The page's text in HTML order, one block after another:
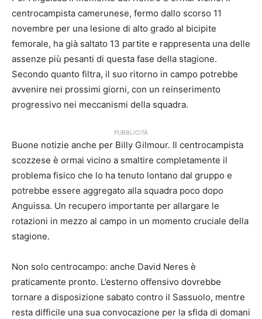
centrocampista camerunese, fermo dallo scorso 11
novembre per una lesione di alto grado al bicipite
femorale, ha già saltato 13 partite e rappresenta una delle
assenze più pesanti di questa fase della stagione.
Secondo quanto filtra, il suo ritorno in campo potrebbe
avvenire nei prossimi giorni, con un reinserimento
progressivo nei meccanismi della squadra.
PUBBLICITÀ
Buone notizie anche per Billy Gilmour. Il centrocampista
scozzese è ormai vicino a smaltire completamente il
problema fisico che lo ha tenuto lontano dal gruppo e
potrebbe essere aggregato alla squadra poco dopo
Anguissa. Un recupero importante per allargare le
rotazioni in mezzo al campo in un momento cruciale della
stagione.
Non solo centrocampo: anche David Neres è
praticamente pronto. L’esterno offensivo dovrebbe
tornare a disposizione sabato contro il Sassuolo, mentre
resta difficile una sua convocazione per la sfida di domani